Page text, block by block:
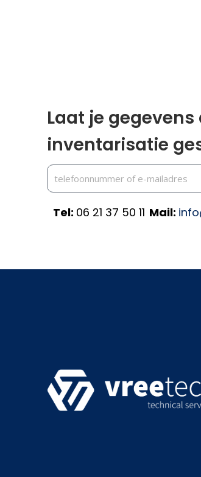
Laat je
inventarisatie
Tel: 06 21 37 50 11 Mail: